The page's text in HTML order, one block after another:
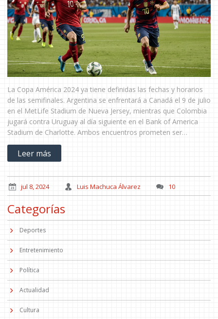
La Copa América 2024 ya tiene definidas las fechas y horarios
de las semifinales. Argentina se enfrentará a Canadá el 9 de julio
en el MetLife Stadium de Nueva Jersey, mientras que Colombia
jugará contra Uruguay al día siguiente en el Bank of America
Stadium de Charlotte. Ambos encuentros prometen ser
espectaculares.
Leer más
jul 8, 2024 Luis Machuca Álvarez 10
Categorías
Deportes
Entretenimiento
Política
Actualidad
Cultura